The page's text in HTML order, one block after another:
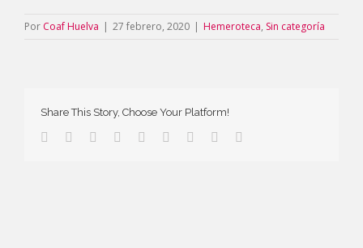
Por Coaf Huelva | 27 febrero, 2020 | Hemeroteca, Sin categoría
Share This Story, Choose Your Platform!